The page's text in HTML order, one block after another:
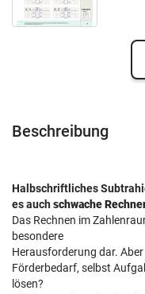
Beschreibung
Halbschriftliches
es auchschwache
Das Rechnen im
besondere
Herausforderung dar.
Förderbedarf, selbst
lösen?